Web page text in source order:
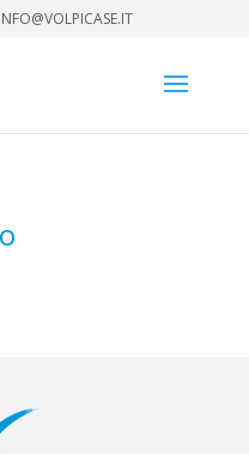
INFO@VOLPICASE.IT